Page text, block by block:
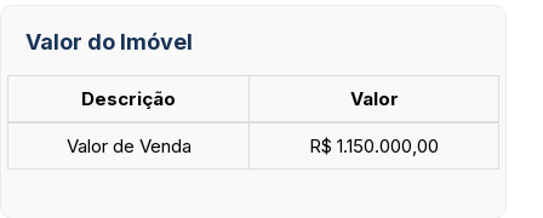
Valor do Imóvel
Descrição Valor
Valor de Venda R$ 1.150.000,00